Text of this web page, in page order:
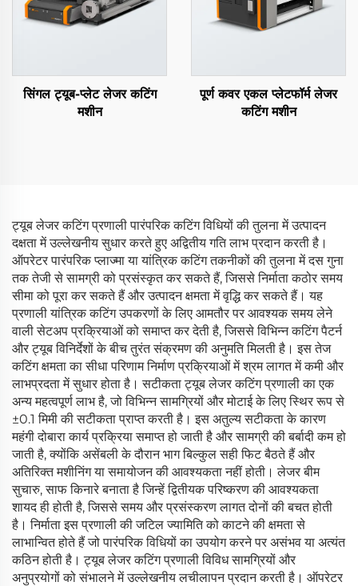
सिंगल ट्यूब-प्लेट लेजर कटिंग
मशीन
पूर्ण कवर एकल प्लेटफॉर्म लेजर
कटिंग मशीन
ट्यूब लेजर कटिंग प्रणाली पारंपरिक कटिंग विधियों की तुलना में उत्पादन
दक्षता में उल्लेखनीय सुधार करते हुए अद्वितीय गति लाभ प्रदान करती है।
ऑपरेटर पारंपरिक प्लाज्मा या यांत्रिक कटिंग तकनीकों की तुलना में दस गुना
तक तेजी से सामग्री को प्रसंस्कृत कर सकते हैं, जिससे निर्माता कठोर समय
सीमा को पूरा कर सकते हैं और उत्पादन क्षमता में वृद्धि कर सकते हैं। यह
प्रणाली यांत्रिक कटिंग उपकरणों के लिए आमतौर पर आवश्यक समय लेने
वाली सेटअप प्रक्रियाओं को समाप्त कर देती है, जिससे विभिन्न कटिंग पैटर्न
और ट्यूब विनिर्देशों के बीच तुरंत संक्रमण की अनुमति मिलती है। इस तेज
कटिंग क्षमता का सीधा परिणाम निर्माण प्रक्रियाओं में श्रम लागत में कमी और
लाभप्रदता में सुधार होता है। सटीकता ट्यूब लेजर कटिंग प्रणाली का एक
अन्य महत्वपूर्ण लाभ है, जो विभिन्न सामग्रियों और मोटाई के लिए स्थिर रूप से
±0.1 मिमी की सटीकता प्राप्त करती है। इस अतुल्य सटीकता के कारण
महंगी दोबारा कार्य प्रक्रिया समाप्त हो जाती है और सामग्री की बर्बादी कम हो
जाती है, क्योंकि असेंबली के दौरान भाग बिल्कुल सही फिट बैठते हैं और
अतिरिक्त मशीनिंग या समायोजन की आवश्यकता नहीं होती। लेजर बीम
सुचारु, साफ किनारे बनाता है जिन्हें द्वितीयक परिष्करण की आवश्यकता
शायद ही होती है, जिससे समय और प्रसंस्करण लागत दोनों की बचत होती
है। निर्माता इस प्रणाली की जटिल ज्यामिति को काटने की क्षमता से
लाभान्वित होते हैं जो पारंपरिक विधियों का उपयोग करने पर असंभव या अत्यंत
कठिन होती है। ट्यूब लेजर कटिंग प्रणाली विविध सामग्रियों और
अनुप्रयोगों को संभालने में उल्लेखनीय लचीलापन प्रदान करती है। ऑपरेटर